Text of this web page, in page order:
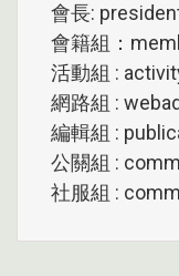
會長:
會籍組：
活動組 :
網路組 :
編輯組 :
公關組 :
社服組 :